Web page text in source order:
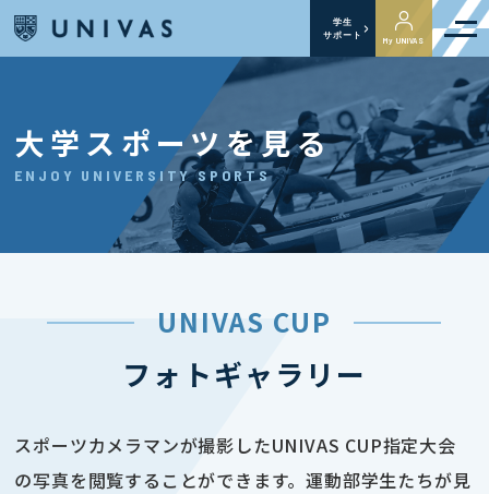
学生
サポート
My UNIVAS
大学スポーツを見る
ENJOY UNIVERSITY SPORTS
UNIVAS CUP
フォトギャラリー
スポーツカメラマンが撮影したUNIVAS CUP指定大会
の写真を閲覧することができます。運動部学生たちが見